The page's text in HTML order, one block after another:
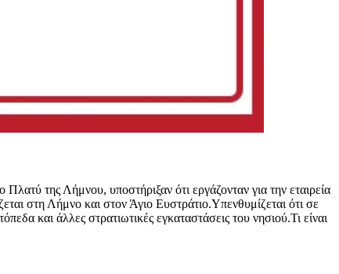
της Λήμνου, υποστήριξαν ότι εργάζονταν για την εταιρεία
στη Λήμνο και στον Άγιο Ευστράτιο.Υπενθυμίζεται ότι σε
και άλλες στρατιωτικές εγκαταστάσεις του νησιού.Τι είναι